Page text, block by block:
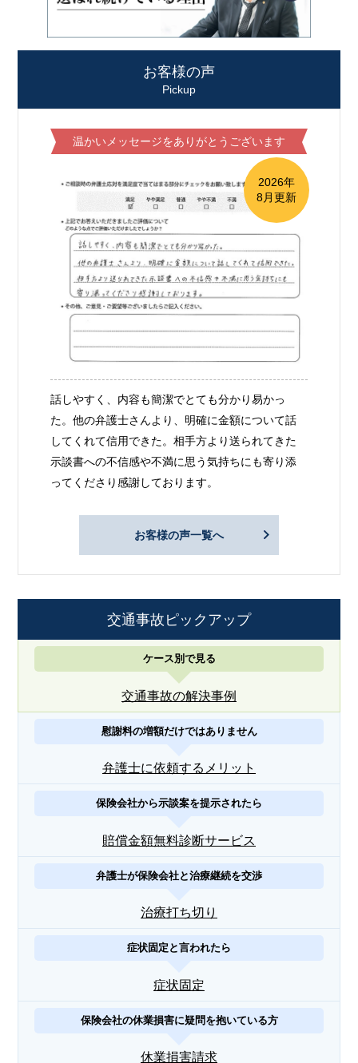
お客様の声
Pickup
温かいメッセージをありがとうございます
2026年
8月更新
話しやすく、内容も簡潔でとても分かり易かっ
た。他の弁護士さんより、明確に金額について話
してくれて信用できた。相手方より送られてきた
示談書への不信感や不満に思う気持ちにも寄り添
ってくださり感謝しております。
お客様の声一覧へ
交通事故ピックアップ
ケース別で見る
交通事故の解決事例
慰謝料の増額だけではありません
弁護士に依頼するメリット
保険会社から示談案を提示されたら
賠償金額無料診断サービス
弁護士が保険会社と治療継続を交渉
治療打ち切り
症状固定と言われたら
症状固定
保険会社の休業損害に疑問を抱いている方
休業損害請求